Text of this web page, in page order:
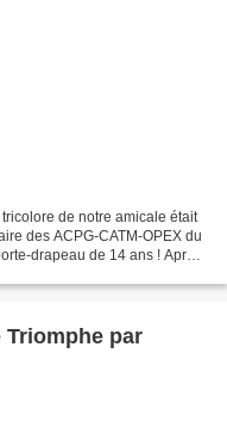
de notre amicale était
des ACPG-CATM-OPEX du
drapeau de 14 ans ! Après
Triomphe par